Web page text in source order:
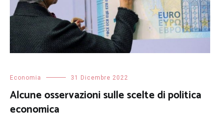
Economia 31 Dicembre 2022
Alcune osservazioni sulle scelte di politica
economica